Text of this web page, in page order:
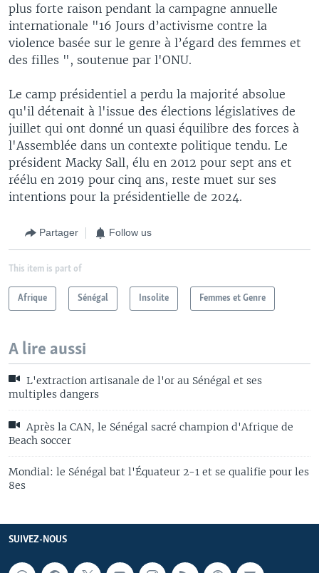
plus forte raison pendant la campagne annuelle
internationale "16 Jours d’activisme contre la
violence basée sur le genre à l’égard des femmes et
des filles ", soutenue par l'ONU.
Le camp présidentiel a perdu la majorité absolue
qu'il détenait à l'issue des élections législatives de
juillet qui ont donné un quasi équilibre des forces à
l'Assemblée dans un contexte politique tendu. Le
président Macky Sall, élu en 2012 pour sept ans et
réélu en 2019 pour cinq ans, reste muet sur ses
intentions pour la présidentielle de 2024.
Partager Follow us
This item is part of
Afrique Sénégal Insolite Femmes et Genre
A lire aussi
L'extraction artisanale de l'or au Sénégal et ses
multiples dangers
Après la CAN, le Sénégal sacré champion d'Afrique de
Beach soccer
Mondial: le Sénégal bat l'Équateur 2-1 et se qualifie pour les
8es
SUIVEZ-NOUS